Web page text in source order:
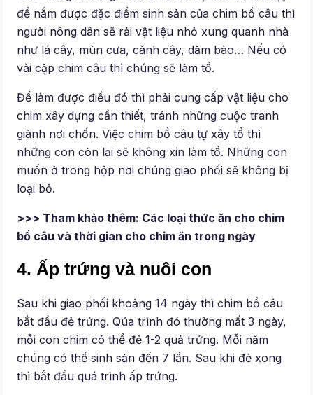
để nắm được đặc điểm sinh sản của chim bồ câu thì
người nông dân sẽ rải vật liệu nhỏ xung quanh nhà
như lá cây, mùn cưa, cành cây, dăm bào… Nếu có
vài cặp chim câu thì chúng sẽ làm tổ.
Để làm được điều đó thì phải cung cấp vật liệu cho
chim xây dựng cần thiết, tránh những cuộc tranh
giành nơi chốn. Việc chim bồ câu tự xây tổ thì
những con còn lại sẽ không xin làm tổ. Những con
muốn ở trong hộp nơi chúng giao phối sẽ không bị
loại bỏ.
>>> Tham khảo thêm: Các loại thức ăn cho chim
bồ câu và thời gian cho chim ăn trong ngày
4. Ấp trứng và nuôi con
Sau khi giao phối khoảng 14 ngày thì chim bồ câu
bắt đầu đẻ trứng. Qúa trình đó thường mất 3 ngày,
mỗi con chim có thể đẻ 1-2 quả trứng. Mỗi năm
chúng có thể sinh sản đến 7 lần. Sau khi đẻ xong
thì bắt đầu quá trình ấp trứng.